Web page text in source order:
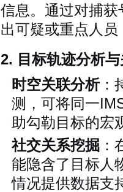
信息。通过对捕
出可疑或重点人
2. 目标轨迹分析
时空关联分析：
测，可将同一
助勾勒目标的宏
社交关系挖掘
能隐含了目标人
情况提供数据支